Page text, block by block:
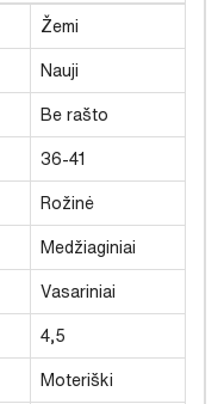
Žemi
Nauji
Be rašto
36-41
Rožinė
Medžiaginiai
Vasariniai
4,5
Moteriški